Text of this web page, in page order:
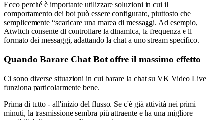
Ecco perché è importante utilizzare soluzioni in cui il
comportamento dei bot può essere configurato, piuttosto che
semplicemente “scaricare una marea di messaggi. Ad esempio,
Atwitch consente di controllare la dinamica, la frequenza e il
formato dei messaggi, adattando la chat a uno stream specifico.
Quando Barare Chat Bot offre il massimo effetto
Ci sono diverse situazioni in cui barare la chat su VK Video Live
funziona particolarmente bene.
Prima di tutto - all'inizio del flusso. Se c'è già attività nei primi
minuti, la trasmissione sembra più attraente e ha una migliore